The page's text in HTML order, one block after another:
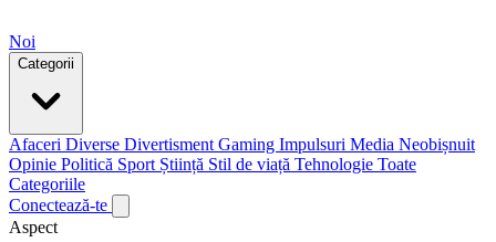
Noi
Categorii
Afaceri Diverse Divertisment Gaming Impulsuri Media Neobișnuit
Opinie Politică Sport Știință Stil de viață Tehnologie Toate
Categoriile
Conectează-te
Aspect